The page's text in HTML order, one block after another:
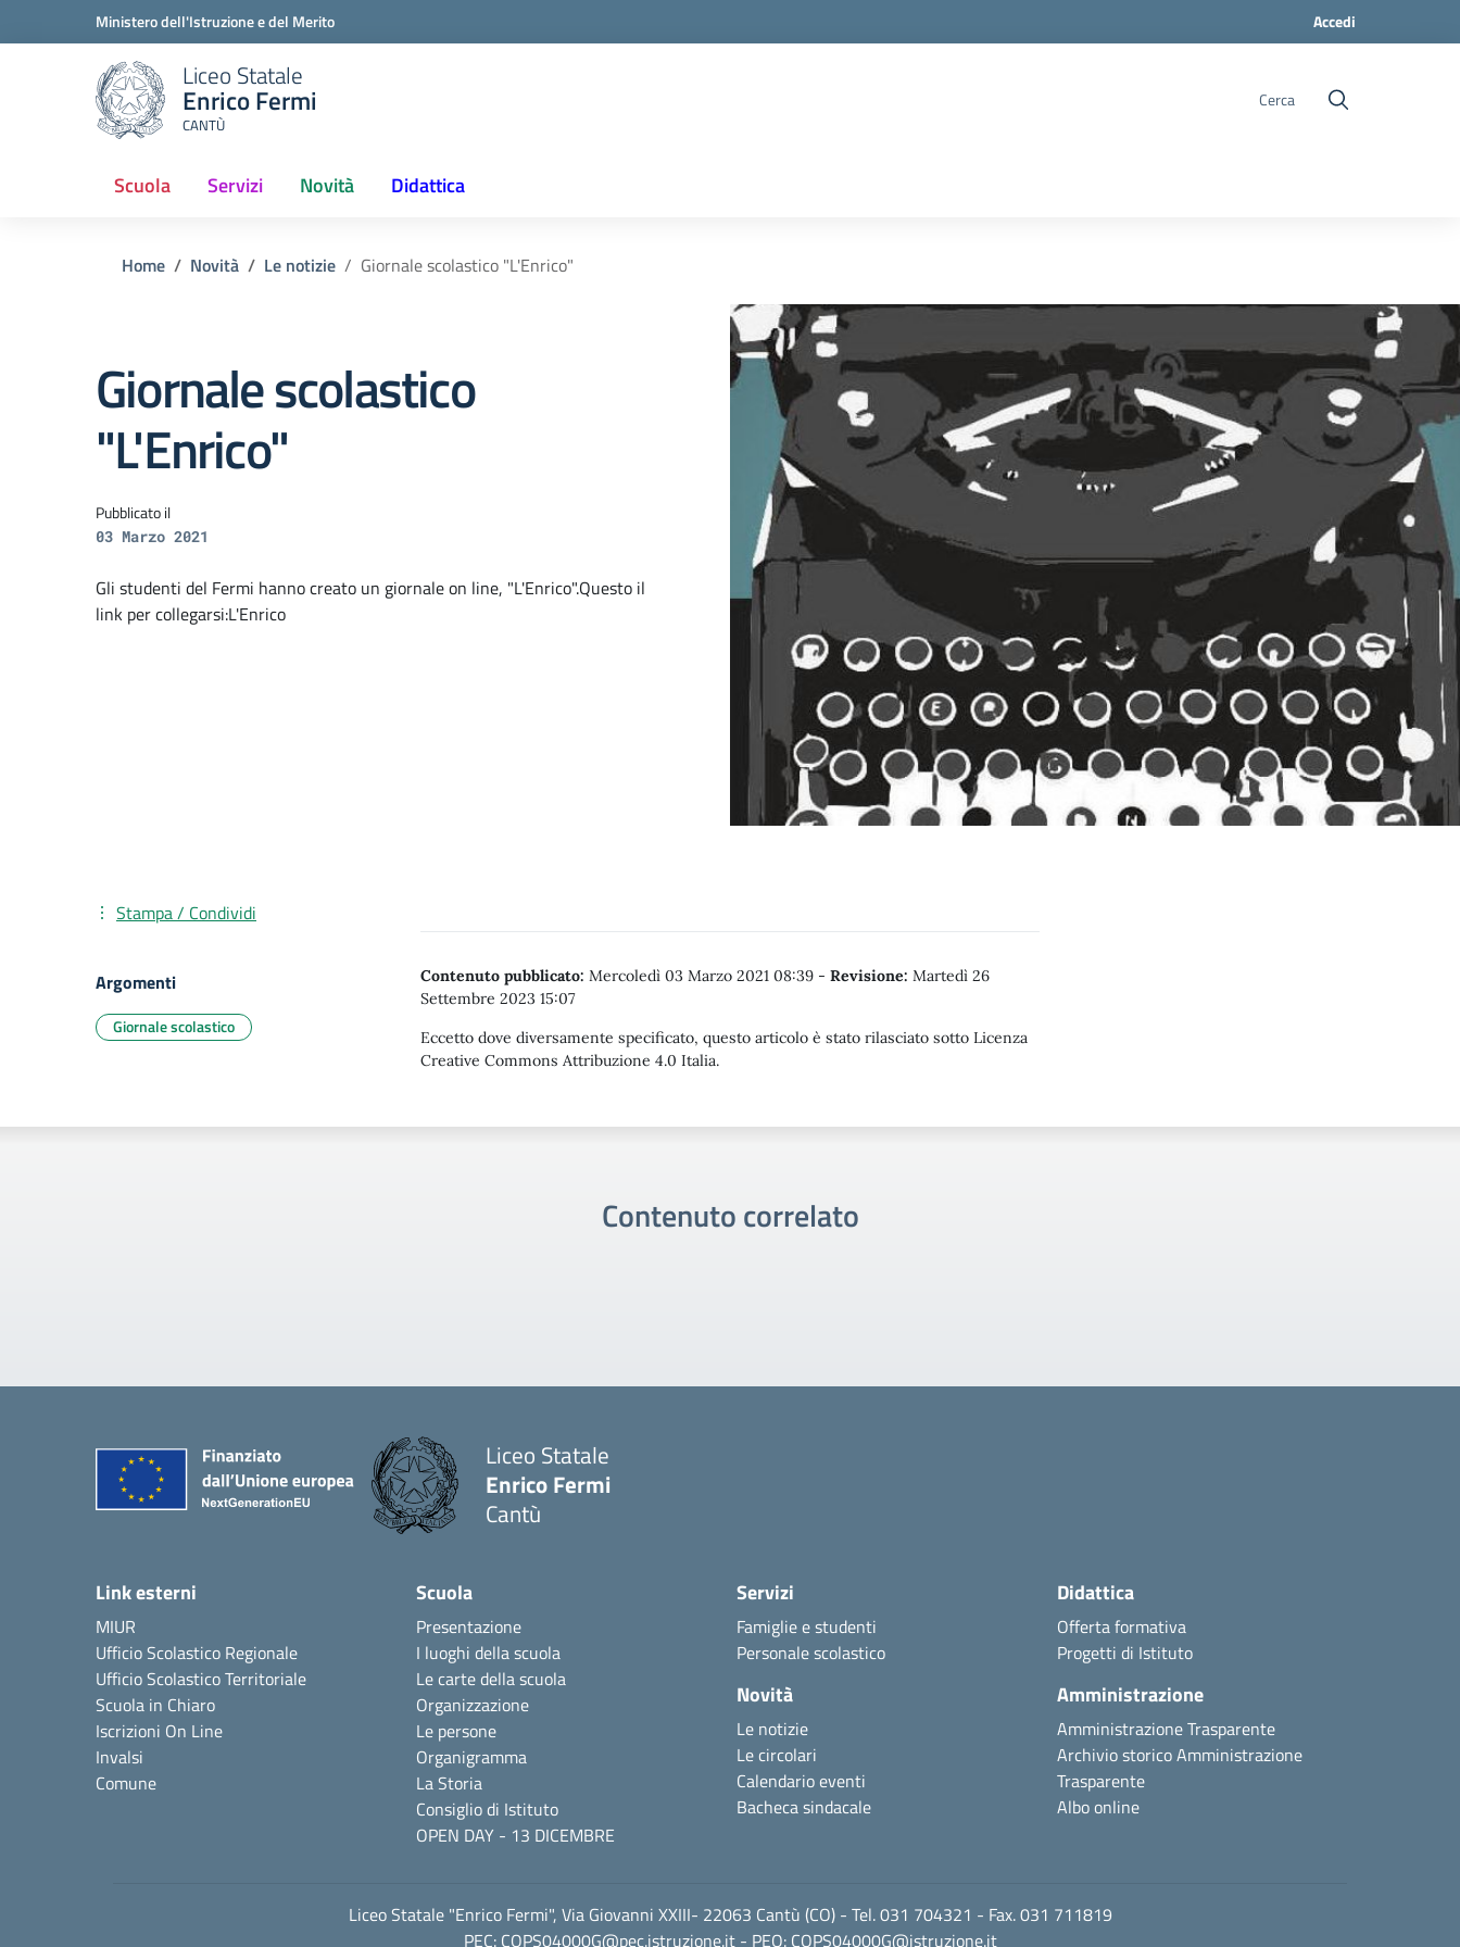
Ministero dell'Istruzione e del Merito Accedi
Liceo Statale
Enrico Fermi
CANTÙ
Cerca
Scuola Servizi Novità
(current) Didattica
Home Novità Le notizie Giornale scolastico "L'Enrico"
Giornale scolastico
"L'Enrico"
Pubblicato il
03 Marzo 2021
Gli studenti del Fermi hanno creato un giornale on line, "L'Enrico".Questo il
link per collegarsi:L'Enrico
Contenuto pubblicato: Mercoledì 03 Marzo 2021 08:39 - Revisione: Martedì 26
Settembre 2023 15:07
Eccetto dove diversamente specificato, questo articolo è stato rilasciato sotto Licenza
Creative Commons Attribuzione 4.0 Italia.
Stampa / Condividi
Argomenti
Giornale scolastico
Contenuto correlato
Liceo Statale
Enrico Fermi
Cantù
Link esterni
MIUR
Ufficio Scolastico Regionale
Ufficio Scolastico Territoriale
Scuola in Chiaro
Iscrizioni On Line
Invalsi
Comune
Scuola
Presentazione
I luoghi della scuola
Le carte della scuola
Organizzazione
Le persone
Organigramma
La Storia
Consiglio di Istituto
OPEN DAY - 13 DICEMBRE
Servizi
Famiglie e studenti
Personale scolastico
Novità
Le notizie
Le circolari
Calendario eventi
Bacheca sindacale
Didattica
Offerta formativa
Progetti di Istituto
Amministrazione
Amministrazione Trasparente
Archivio storico Amministrazione
Trasparente
Albo online
Liceo Statale "Enrico Fermi", Via Giovanni XXIII- 22063 Cantù (CO) - Tel. 031 704321 - Fax. 031 711819
PEC: COPS04000G@pec.istruzione.it- PEO: COPS04000G@istruzione.it